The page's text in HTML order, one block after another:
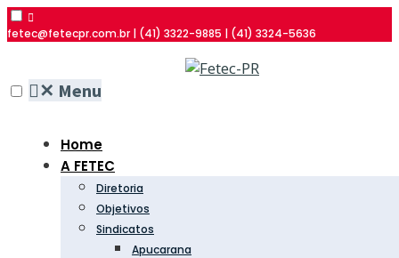
fetec@fetecpr.com.br | (41) 3322-9885 | (41) 3324-5636
✕ Menu
Home
A FETEC
Diretoria
Objetivos
Sindicatos
Apucarana